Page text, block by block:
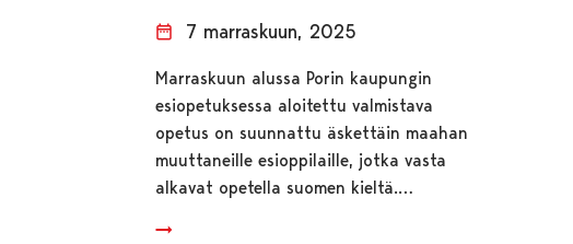
7 marraskuun, 2025
Marraskuun alussa Porin kaupungin
esiopetuksessa aloitettu valmistava
opetus on suunnattu äskettäin maahan
muuttaneille esioppilaille, jotka vasta
alkavat opetella suomen kieltä.…